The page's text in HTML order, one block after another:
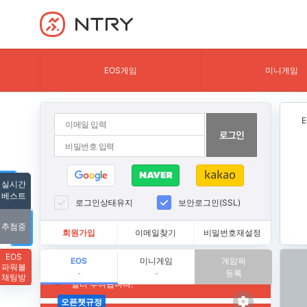
NTRY
EOS게임 미니게임
로그인상태유지 보안로그인(SSL)
회원가입 이메일찾기 비밀번호재설정
EOS
-
미니게임
-
게임픽
등록
실시간
베스트
추첨중
EOS
파워볼
채팅방